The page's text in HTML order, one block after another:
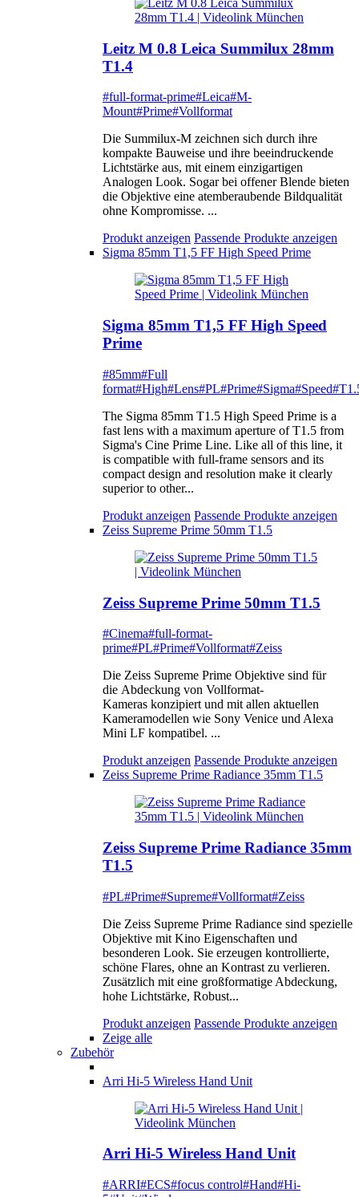
Leitz M 0.8 Leica Summilux 28mm
T1.4
#full-format-prime#Leica#M-
Mount#Prime#Vollformat
Die Summilux-M zeichnen sich durch ihre
kompakte Bauweise und ihre beeindruckende
Lichtstärke aus, mit einem einzigartigen
Analogen Look. Sogar bei offener Blende bieten
die Objektive eine atemberaubende Bildqualität
ohne Kompromisse. ...
Produkt anzeigen Passende Produkte anzeigen
Sigma 85mm T1,5 FF High Speed Prime
Sigma 85mm T1,5 FF High Speed
Prime
#85mm#Full
format#High#Lens#PL#Prime#Sigma#Speed
The Sigma 85mm T1.5 High Speed Prime is a
fast lens with a maximum aperture of T1.5 from
Sigma's Cine Prime Line. Like all of this line, it
is compatible with full-frame sensors and its
compact design and resolution make it clearly
superior to other...
Produkt anzeigen Passende Produkte anzeigen
Zeiss Supreme Prime 50mm T1.5
Zeiss Supreme Prime 50mm T1.5
#Cinema#full-format-
prime#PL#Prime#Vollformat#Zeiss
Die Zeiss Supreme Prime Objektive sind für
die Abdeckung von Vollformat-
Kameras konzipiert und mit allen aktuellen
Kameramodellen wie Sony Venice und Alexa
Mini LF kompatibel. ...
Produkt anzeigen Passende Produkte anzeigen
Zeiss Supreme Prime Radiance 35mm T1.5
Zeiss Supreme Prime Radiance 35mm
T1.5
#PL#Prime#Supreme#Vollformat#Zeiss
Die Zeiss Supreme Prime Radiance sind spezielle
Objektive mit Kino Eigenschaften und
besonderen Look. Sie erzeugen kontrollierte,
schöne Flares, ohne an Kontrast zu verlieren.
Zusätzlich mit eine großformatige Abdeckung,
hohe Lichtstärke, Robust...
Produkt anzeigen Passende Produkte anzeigen
Zeige alle
Zubehör
Arri Hi-5 Wireless Hand Unit
Arri Hi-5 Wireless Hand Unit
#ARRI#ECS#focus control#Hand#Hi-